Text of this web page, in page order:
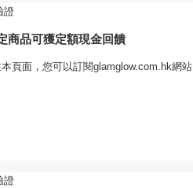
證
商品可獲定額現金回饋
本頁面，您可以訂閱glamglow.com.hk網
證